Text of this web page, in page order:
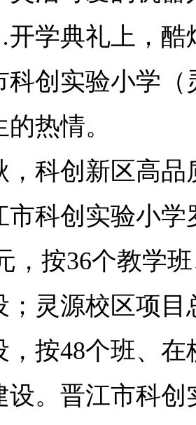
学典礼上，酷
科创实验小学
热情。
，科创新区高
市科创实验小
，按36个教学
；灵源校区项目
，按48个班、在
设。晋江市科